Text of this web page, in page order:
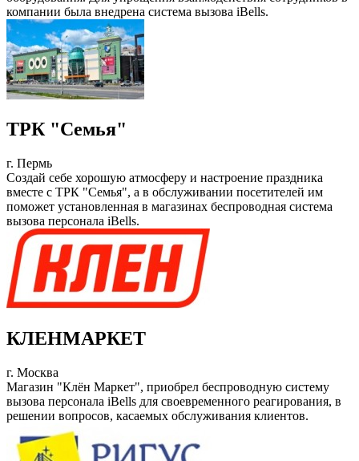
компании была внедрена система вызова iBells.
ТРК "Семья"
г. Пермь
Создай себе хорошую атмосферу и настроение праздника
вместе с ТРК "Семья", а в обслуживании посетителей им
поможет установленная в магазинах беспроводная система
вызова персонала iBells.
КЛЕНМАРКЕТ
г. Москва
Магазин "Клён Маркет", приобрел беспроводную систему
вызова персонала iBells для своевременного реагирования, в
решении вопросов, касаемых обслуживания клиентов.